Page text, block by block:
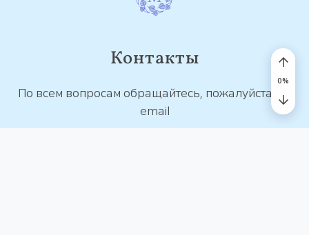
Контакты
По всем вопросам обращайтесь, пожалуйста, на
email
0%